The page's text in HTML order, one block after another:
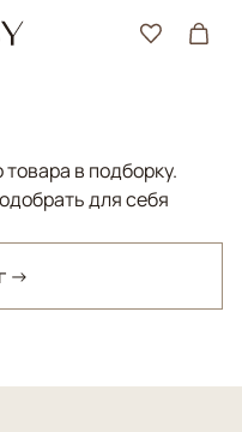
в подборку.
для себя
→